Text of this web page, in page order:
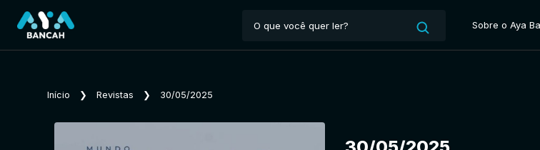
Sobre o Aya
Início ❯ Revistas ❯ 30/05/2025